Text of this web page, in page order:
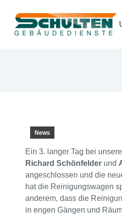
News
Ein 3. langer Tag bei
Richard Schönfelder und
angeschlossen und die
hat die Reinigungswagen
anderem, dass die
in engen Gängen und